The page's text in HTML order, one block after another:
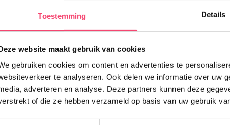
Toestemming Details
website maakt gebruik van cookies
gebruiken cookies om content en advertenties te
te analyseren. Ook delen we informatie over uw
adverteren en analyse. Deze partners kunnen deze
of die ze hebben verzameld op basis van uw gebruik
op Landgoed
kijken bij
speur door Park Sonsbeek en maak
kans op een leuke prijs!
Doe mee en maak kans op één
Kasteel de